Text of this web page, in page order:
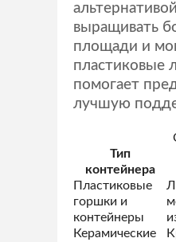
выращивать
площади и
пластиковые
помогает
лучшую
Тип
контейнера
Пластиковые
горшки и
контейнеры
Керамические